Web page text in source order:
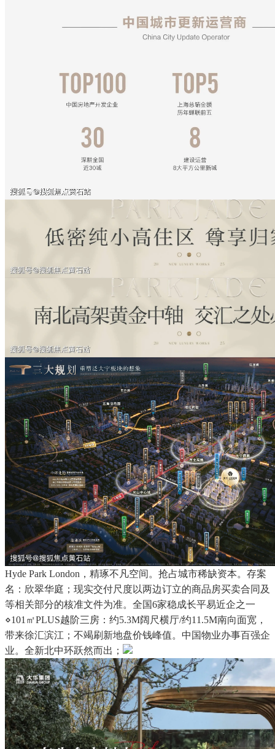
Hyde Park London，精琢不凡空间。抢占城市稀缺资本。存案
名：欣翠华庭；现实交付尺度以两边订立的商品房买卖合同及
等相关部分的核准文件为准。全国6家稳成长平易近企之一
⋄101㎡PLUS越阶三房：约5.3M阔尺横厅/约11.5M南向面宽，
带来徐汇滨江；不竭刷新地盘价钱峰值。中国物业办事百强企
业。全新北中环跃然而出；